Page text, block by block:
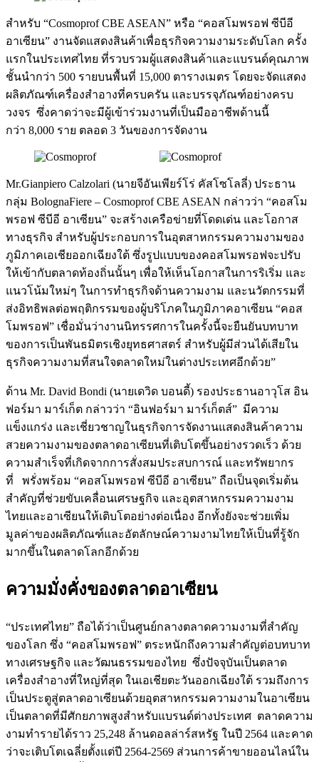
สำหรับ “Cosmoprof CBE ASEAN” หรือ “คอสโมพรอฟ ซีบีอี
อาเซียน” งานจัดแสดงสินค้าเพื่อธุรกิจความงามระดับโลก ครั้ง
แรกในประเทศไทย ที่รวบรวมผู้แสดงสินค้าและแบรนด์คุณภาพ
ชั้นนำกว่า 500 รายบนพื้นที่ 15,000 ตารางเมตร โดยจะจัดแสดง
ผลิตภัณฑ์เครื่องสำอางที่ครบครัน และบรรจุภัณฑ์อย่างครบ
วงจร ซึ่งคาดว่าจะมีผู้เข้าร่วมงานที่เป็นมืออาชีพด้านนี้
กว่า 8,000 ราย ตลอด 3 วันของการจัดงาน
Mr.Gianpiero Calzolari (นายจีอันเพียร์โร่ คัสโซโลลี่) ประธาน
กลุ่ม BolognaFiere – Cosmoprof CBE ASEAN กล่าวว่า “คอสโม
พรอฟ ซีบีอี อาเซียน” จะสร้างเครือข่ายที่โดดเด่น และโอกาส
ทางธุรกิจ สำหรับผู้ประกอบการในอุตสาหกรรมความงามของ
ภูมิภาคเอเชียออกเฉียงใต้ ซึ่งรูปแบบของคอสโมพรอฟจะปรับ
ให้เข้ากับตลาดท้องถิ่นนั้นๆ เพื่อให้เห็นโอกาสในการริเริ่ม และ
แนวโน้มใหม่ๆ ในการทำธุรกิจด้านความงาม และนวัตกรรมที่
ส่งอิทธิพลต่อพฤติกรรมของผู้บริโภคในภูมิภาคอาเซียน “คอส
โมพรอฟ” เชื่อมั่นว่างานนิทรรศการในครั้งนี้จะยืนยันบทบาท
ของการเป็นพันธมิตรเชิงยุทธศาสตร์ สำหรับผู้มีส่วนได้เสียใน
ธุรกิจความงามที่สนใจตลาดใหม่ในต่างประเทศอีกด้วย”
ด้าน Mr. David Bondi (นายเดวิด บอนดี้) รองประธานอาวุโส อิน
ฟอร์มา มาร์เก็ต กล่าวว่า “อินฟอร์มา มาร์เก็ตส์” มีความ
แข็งแกร่ง และเชี่ยวชาญในธุรกิจการจัดงานแสดงสินค้าความ
สวยความงามของตลาดอาเซียนที่เติบโตขึ้นอย่างรวดเร็ว ด้วย
ความสำเร็จที่เกิดจากการสั่งสมประสบการณ์ และทรัพยากร
ที่ พรั่งพร้อม “คอสโมพรอฟ ซีบีอี อาเซียน” ถือเป็นจุดเริ่มต้น
สำคัญที่ช่วยขับเคลื่อนเศรษฐกิจ และอุตสาหกรรมความงาม
ไทยและอาเซียนให้เติบโตอย่างต่อเนื่อง อีกทั้งยังจะช่วยเพิ่ม
มูลค่าของผลิตภัณฑ์และอัตลักษณ์ความงามไทยให้เป็นที่รู้จัก
มากขึ้นในตลาดโลกอีกด้วย
ความมั่งคั่งของตลาดอาเซียน
“ประเทศไทย” ถือได้ว่าเป็นศูนย์กลางตลาดความงามที่สำคัญ
ของโลก ซึ่ง “คอสโมพรอฟ” ตระหนักถึงความสำคัญต่อบทบาท
ทางเศรษฐกิจ และวัฒนธรรมของไทย ซึ่งปัจจุบันเป็นตลาด
เครื่องสำอางที่ใหญ่ที่สุด ในเอเชียตะวันออกเฉียงใต้ รวมถึงการ
เป็นประตูสู่ตลาดอาเซียนด้วยอุตสาหกรรมความงามในอาเซียน
เป็นตลาดที่มีศักยภาพสูงสำหรับแบรนด์ต่างประเทศ ตลาดความ
งามทำรายได้ราว 25,248 ล้านดอลล่าร์สหรัฐ ในปี 2564 และคาด
ว่าจะเติบโตเฉลี่ยตั้งแต่ปี 2564-2569 ส่วนการค้าขายออนไลน์ใน